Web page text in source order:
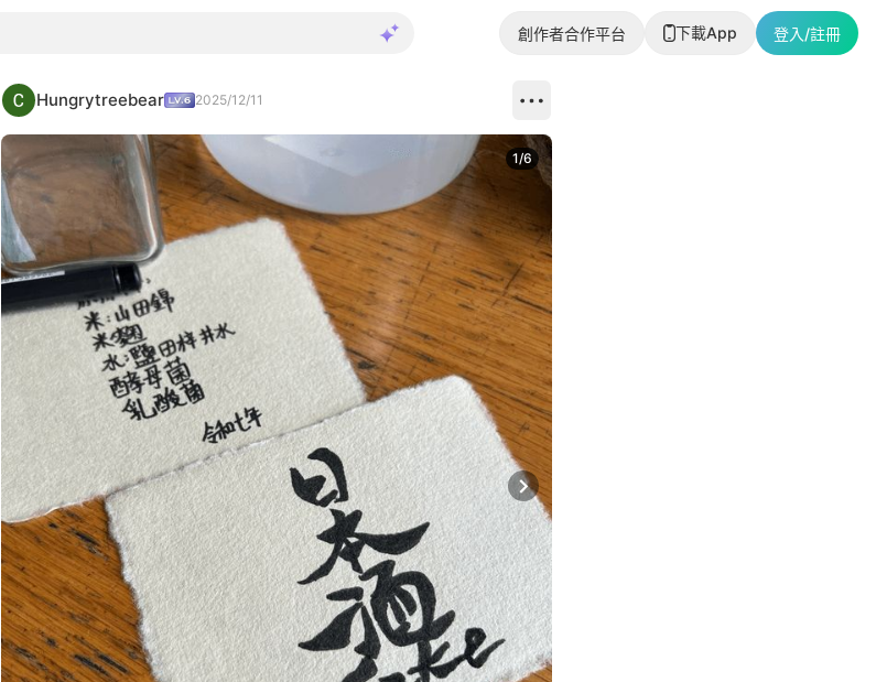
創作者合作平台 下載App 登入/註冊
Hungrytreebear 2025/12/11
Next slide
1/6